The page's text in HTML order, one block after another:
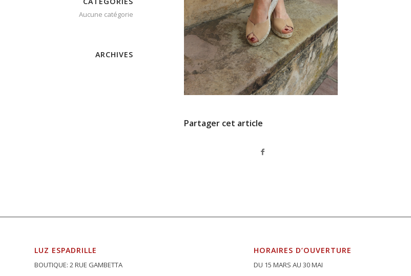
Partager cet article
Aucune catégorie
ARCHIVES
LUZ ESPADRILLE
BOUTIQUE: 2 RUE GAMBETTA
HORAIRES D’OUVERTURE
DU 15 MARS AU 30 MAI